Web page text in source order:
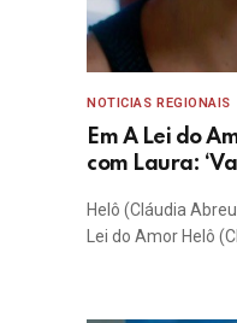
NOTICIAS REGIONAIS
Em A Lei do
com Laura:
Helô (Cláudia
Lei do Amor Helô